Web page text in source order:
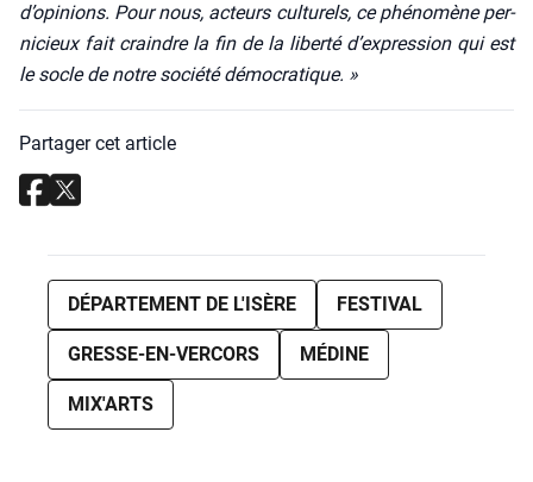
d’opinions. Pour nous, acteurs cultu­rels, ce phé­no­mène per­
ni­cieux fait craindre la fin de la liber­té d’expression qui est
le socle de notre socié­té démo­cra­tique. »
Partager cet article
DÉPARTEMENT DE L'ISÈRE FESTIVAL
GRESSE-EN-VERCORS MÉDINE
MIX'ARTS